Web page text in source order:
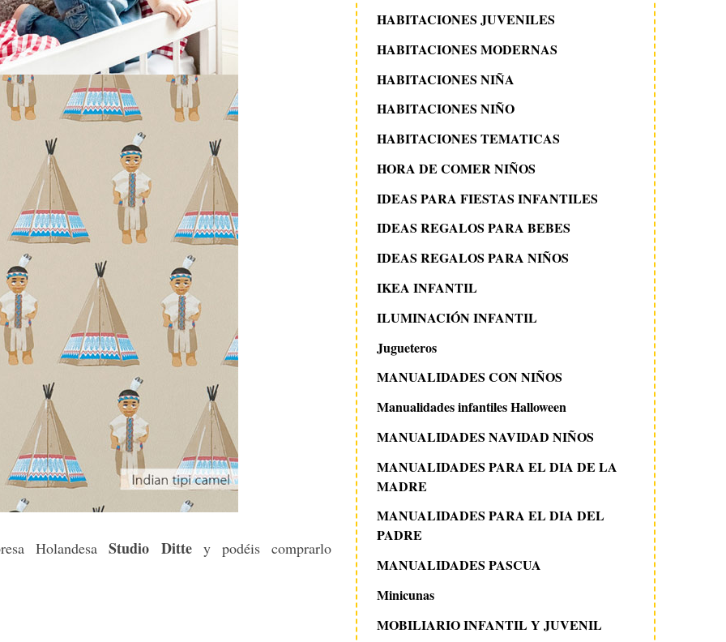
HolandesaStudio Dittey podéis comprarlo
HABITACIONES JUVENILES
HABITACIONES MODERNAS
HABITACIONES NIÑA
HABITACIONES NIÑO
HABITACIONES TEMATICAS
HORA DE COMER NIÑOS
IDEAS PARA FIESTAS INFANTILES
IDEAS REGALOS PARA BEBES
IDEAS REGALOS PARA NIÑOS
IKEA INFANTIL
ILUMINACIÓN INFANTIL
Jugueteros
MANUALIDADES CON NIÑOS
Manualidades infantiles Halloween
MANUALIDADES NAVIDAD NIÑOS
MANUALIDADES PARA EL DIA DE LA
MADRE
MANUALIDADES PARA EL DIA DEL
PADRE
MANUALIDADES PASCUA
Minicunas
MOBILIARIO INFANTIL Y JUVENIL